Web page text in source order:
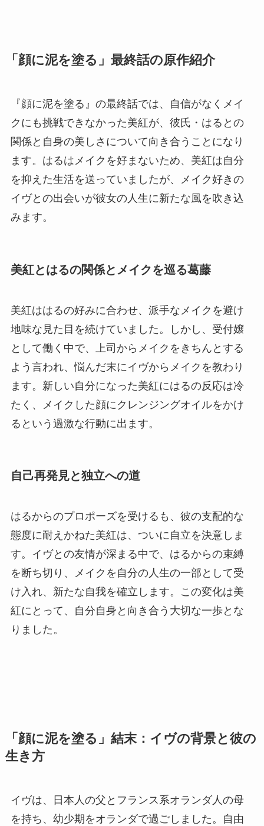
「顔に泥を塗る」最終話の原作紹介
『顔に泥を塗る』の最終話では、自信がなくメイ
クにも挑戦できなかった美紅が、彼氏・はるとの
関係と自身の美しさについて向き合うことになり
ます。はるはメイクを好まないため、美紅は自分
を抑えた生活を送っていましたが、メイク好きの
イヴとの出会いが彼女の人生に新たな風を吹き込
みます。
美紅とはるの関係とメイクを巡る葛藤
美紅ははるの好みに合わせ、派手なメイクを避け
地味な見た目を続けていました。しかし、受付嬢
として働く中で、上司からメイクをきちんとする
よう言われ、悩んだ末にイヴからメイクを教わり
ます。新しい自分になった美紅にはるの反応は冷
たく、メイクした顔にクレンジングオイルをかけ
るという過激な行動に出ます。
自己再発見と独立への道
はるからのプロポーズを受けるも、彼の支配的な
態度に耐えかねた美紅は、ついに自立を決意しま
す。イヴとの友情が深まる中で、はるからの束縛
を断ち切り、メイクを自分の人生の一部として受
け入れ、新たな自我を確立します。この変化は美
紅にとって、自分自身と向き合う大切な一歩とな
りました。
「顔に泥を塗る」結末：イヴの背景と彼の
生き方
イヴは、日本人の父とフランス系オランダ人の母
を持ち、幼少期をオランダで過ごしました。自由